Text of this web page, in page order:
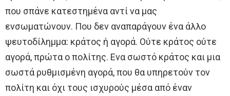
που σπάνε κατεστημένα αντί να μας
ενσωματώνουν. Που δεν αναπαράγουν ένα άλλο
ψευτοδίλημμα: κράτος ή αγορά. Ούτε κράτος ούτε
αγορά, πρώτα ο πολίτης. Ενα σωστό κράτος και μια
σωστά ρυθμισμένη αγορά, που θα υπηρετούν τον
πολίτη και όχι τους ισχυρούς μέσα από έναν